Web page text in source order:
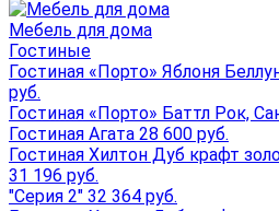
Мебель для дома
Гостиные
Гостиная «Порто» Яблоня
руб.
Гостиная «Порто» Баттл Рок,
Гостиная Агата 28 600 руб.
Гостиная Хилтон Дуб крафт
31 196 руб.
"Серия 2" 32 364 руб.